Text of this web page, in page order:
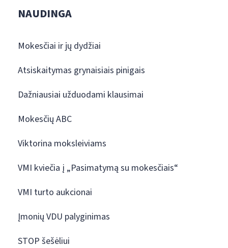
NAUDINGA
Mokesčiai ir jų dydžiai
Atsiskaitymas grynaisiais pinigais
Dažniausiai užduodami klausimai
Mokesčių ABC
Viktorina moksleiviams
VMI kviečia į „Pasimatymą su mokesčiais“
VMI turto aukcionai
Įmonių VDU palyginimas
STOP šešėliui